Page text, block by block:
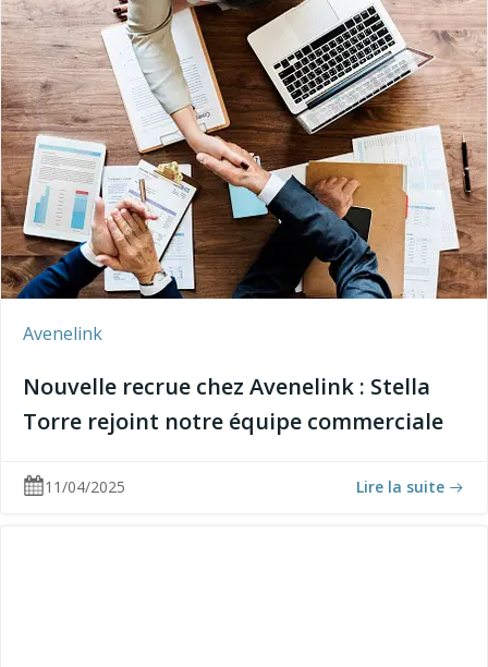
Avenelink
Nouvelle recrue chez Avenelink : Stella
Torre rejoint notre équipe commerciale
11/04/2025 Lire la suite